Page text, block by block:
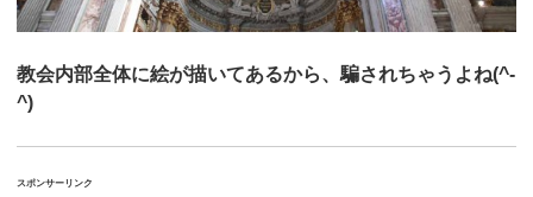
教会内部全体に絵が描いてあるから、騙されちゃうよね(^-
^)
スポンサーリンク